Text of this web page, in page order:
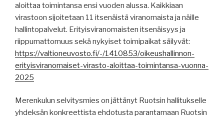
aloittaa toimintansa ensi vuoden alussa. Kaikkiaan
virastoon sijoitetaan 11 itsenäistä viranomaista ja näille
hallintopalvelut. Erityisviranomaisten itsenäisyys ja
riippumattomuus sekä nykyiset toimipaikat säilyvät:
https://valtioneuvosto.fi/-/1410853/oikeushallinnon-
erityisviranomaiset-virasto-aloittaa-toimintansa-vuonna-
2025
Merenkulun selvitysmies on jättänyt Ruotsin hallitukselle
yhdeksän konkreettista ehdotusta parantamaan Ruotsin